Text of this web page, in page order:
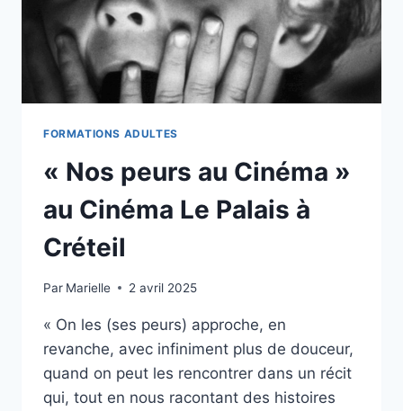
FORMATIONS ADULTES
« Nos peurs au Cinéma »
au Cinéma Le Palais à
Créteil
Par Marielle 2 avril 2025
« On les (ses peurs) approche, en
revanche, avec infiniment plus de douceur,
quand on peut les rencontrer dans un récit
qui, tout en nous racontant des histoires